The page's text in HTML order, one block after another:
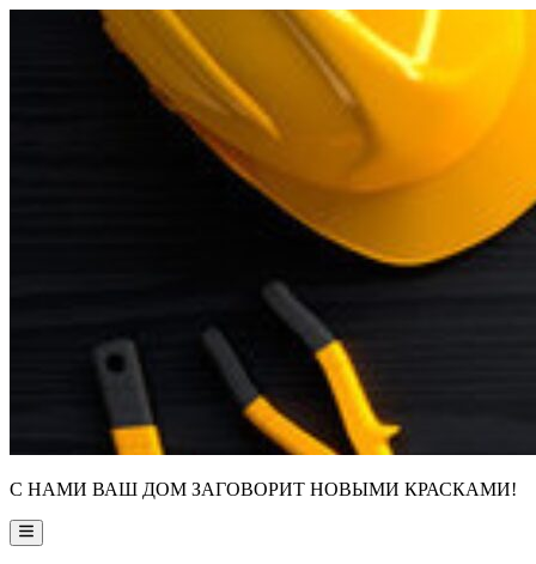
С НАМИ ВАШ ДОМ ЗАГОВОРИТ НОВЫМИ КРАСКАМИ!
Main
Menu